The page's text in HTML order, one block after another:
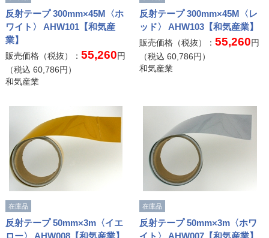
反射テープ 300mm×45M〈ホ
ワイト〉 AHW101【和気産
業】
販売価格（税抜）： 55,260円
（税込 60,786円）
和気産業
反射テープ 300mm×45M〈レ
ッド〉 AHW103【和気産業】
販売価格（税抜）：55,260円
（税込60,786円）
和気産業
在庫品
反射テープ 50mm×3m〈イエ
ロー〉 AHW008【和気産業】
在庫品
反射テープ 50mm×3m〈ホワ
イト〉 AHW007【和気産業】